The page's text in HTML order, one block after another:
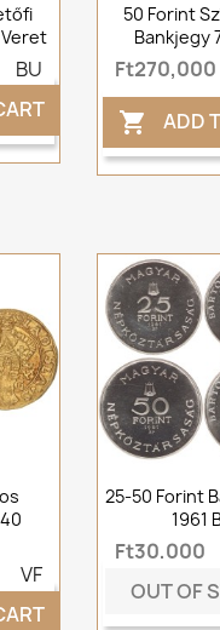
BU
50 Forint
Bankjegy
Ft270,000
 ADD
VF
25-50 Forint
1961
Ft30,000
OUT OF